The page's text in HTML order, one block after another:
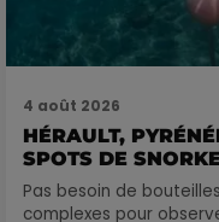
4 août 2026
HÉRAULT,
SPOTS DE
Pas besoin de
complexes pour